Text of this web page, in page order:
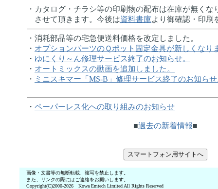
・カタログ・チラシ等の印刷物の配布は在庫が無くな
させて頂きます。今後は資料書庫より御確認・印刷
・消耗部品等の宅急便送料価格を改定しました。
・ オプションパーツのＱポット固定金具が新しくなり
・ ゆにくり～ん修理サービス終了のお知らせ。
・ オートミックスの動画を追加しました。
・ ミニスキマー「MS-B」修理サービス終了のお知ら
・ ペーパーレス化への取り組みのお知らせ
■過去の新着情報■
画像・文書等の無断転載、複写を禁止します。
また、リンクの際にはご連絡をお願いします。
Copyright(C)2000-2026 Kowa Emtech Limited All Rights Reserved